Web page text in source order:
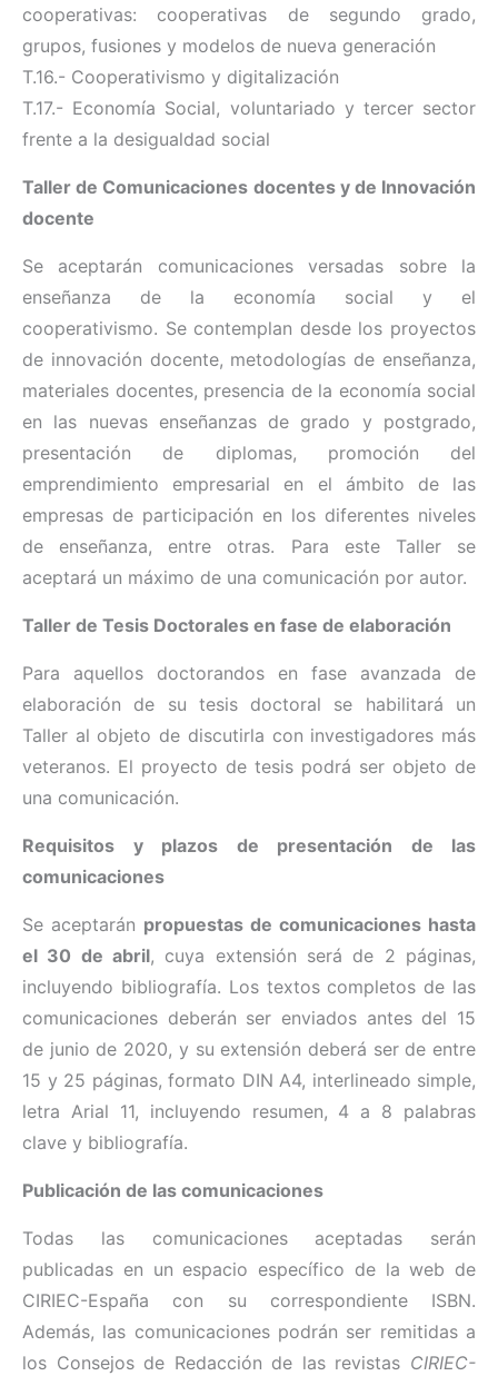
cooperativas: cooperativas de segundo grado,
grupos, fusiones y modelos de nueva generación
T.16.- Cooperativismo y digitalización
T.17.- Economía Social, voluntariado y tercer sector
frente a la desigualdad social
Taller de Comunicaciones docentes y de Innovación
docente
Se aceptarán comunicaciones versadas sobre la
enseñanza de la economía social y el
cooperativismo. Se contemplan desde los proyectos
de innovación docente, metodologías de enseñanza,
materiales docentes, presencia de la economía social
en las nuevas enseñanzas de grado y postgrado,
presentación de diplomas, promoción del
emprendimiento empresarial en el ámbito de las
empresas de participación en los diferentes niveles
de enseñanza, entre otras. Para este Taller se
aceptará un máximo de una comunicación por autor.
Taller de Tesis Doctorales en fase de elaboración
Para aquellos doctorandos en fase avanzada de
elaboración de su tesis doctoral se habilitará un
Taller al objeto de discutirla con investigadores más
veteranos. El proyecto de tesis podrá ser objeto de
una comunicación.
Requisitos y plazos de presentación de las
comunicaciones
Se aceptarán propuestas de comunicaciones hasta
el 30 de abril, cuya extensión será de 2 páginas,
incluyendo bibliografía. Los textos completos de las
comunicaciones deberán ser enviados antes del 15
de junio de 2020, y su extensión deberá ser de entre
15 y 25 páginas, formato DIN A4, interlineado simple,
letra Arial 11, incluyendo resumen, 4 a 8 palabras
clave y bibliografía.
Publicación de las comunicaciones
Todas las comunicaciones aceptadas serán
publicadas en un espacio específico de la web de
CIRIEC-España con su correspondiente ISBN.
Además, las comunicaciones podrán ser remitidas a
los Consejos de Redacción de las revistas CIRIEC-